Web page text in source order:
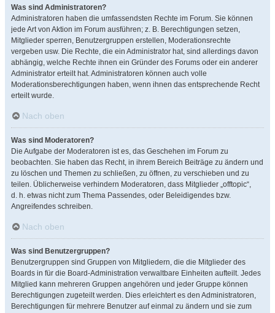
Was sind Administratoren?
Administratoren haben die umfassendsten Rechte im Forum. Sie können
jede Art von Aktion im Forum ausführen; z. B. Berechtigungen setzen,
Mitglieder sperren, Benutzergruppen erstellen, Moderationsrechte
vergeben usw. Die Rechte, die ein Administrator hat, sind allerdings davon
abhängig, welche Rechte ihnen ein Gründer des Forums oder ein anderer
Administrator erteilt hat. Administratoren können auch volle
Moderationsberechtigungen haben, wenn ihnen das entsprechende Recht
erteilt wurde.
Nach oben
Was sind Moderatoren?
Die Aufgabe der Moderatoren ist es, das Geschehen im Forum zu
beobachten. Sie haben das Recht, in ihrem Bereich Beiträge zu ändern und
zu löschen und Themen zu schließen, zu öffnen, zu verschieben und zu
teilen. Üblicherweise verhindern Moderatoren, dass Mitglieder „offtopic“,
d. h. etwas nicht zum Thema Passendes, oder Beleidigendes bzw.
Angreifendes schreiben.
Nach oben
Was sind Benutzergruppen?
Benutzergruppen sind Gruppen von Mitgliedern, die die Mitglieder des
Boards in für die Board-Administration verwaltbare Einheiten aufteilt. Jedes
Mitglied kann mehreren Gruppen angehören und jeder Gruppe können
Berechtigungen zugeteilt werden. Dies erleichtert es den Administratoren,
Berechtigungen für mehrere Benutzer auf einmal zu ändern und sie zum